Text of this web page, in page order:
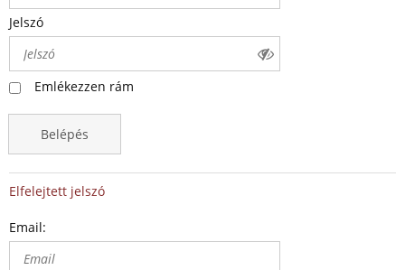
Jelszó
Emlékezzen rám
Belépés
Elfelejtett jelszó
Email: